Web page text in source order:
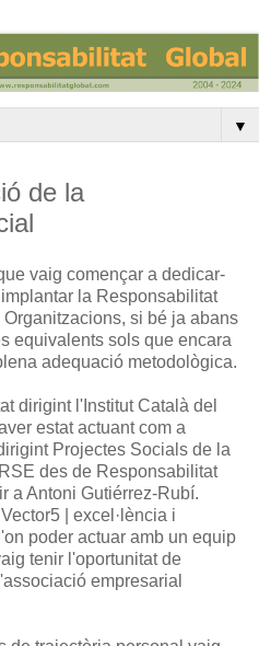
▼
de la
vaig començar a dedicar-
la Responsabilitat
si bé ja abans
equivalents sols que encara
adequació metodològica.
dirigint l'Institut Català del
estat actuant com a
Projectes Socials de la
des de Responsabilitat
a Antoni Gutiérrez-Rubí.
| excel·lència i
poder actuar amb un equip
tenir l'oportunitat de
empresarial